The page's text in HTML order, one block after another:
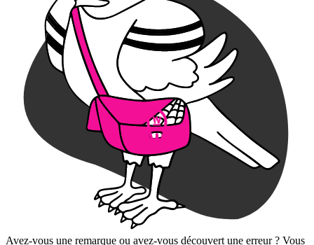
Avez-vous une remarque ou avez-vous découvert une erreur ? Vous